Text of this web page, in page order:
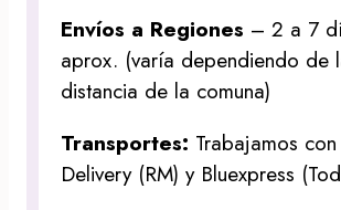
Envíos a Regiones – 2 a 7
aprox. (varía dependiendo de
distancia de la comuna)
Transportes: Trabajamos
Delivery (RM) y Bluexpress